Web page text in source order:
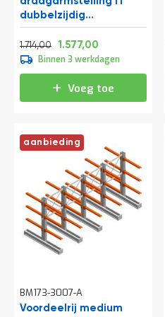
dubbelzijdig
1990x4000x600 mm
(hxbxd) 3 niveaus
Normale prijs
1.714,00 2.073,94
Vanaf
1.577,00
Binnen 3 werkdagen
Voeg toe
aanbieding
BM173-3007-A
Voordeelrij medium